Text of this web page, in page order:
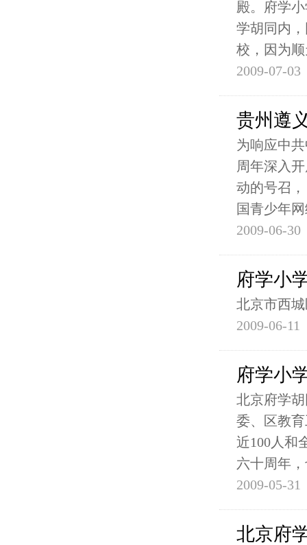
殿。府学
学胡同内
校，因为
2009-07-03
贵州遵
为响应中
周年深入
动的号召
国青少年
2009-06-30
府学小
北京市西
2009-06-11
府学小
北京府学
委、区教
近100人和
六十周年
2009-05-31
北京府